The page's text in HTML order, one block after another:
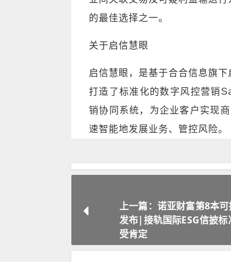
的最佳选择之一。
关于启信慧眼
启信慧眼，是基于合合信息旗
打造了标准化的数字风控营销
销协同系统，为企业客户实现
速智能地发展业务、管控风险。
上一篇：诺亚财富第8本
发布|接轨国际ESG信披
受肯定